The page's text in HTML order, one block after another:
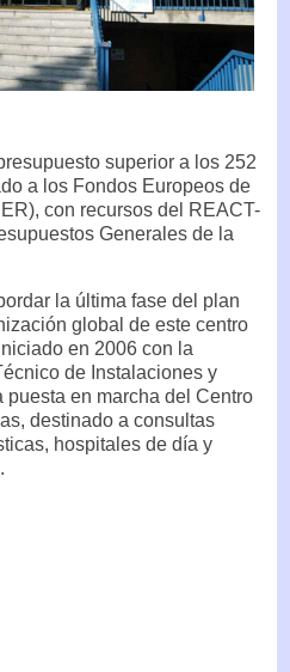
superior a los 252
a los Fondos Europeos de
con recursos del REACT-
Generales de la
la última fase del plan
global de este centro
en 2006 con la
de Instalaciones y
en marcha del Centro
destinado a consultas
hospitales de día y